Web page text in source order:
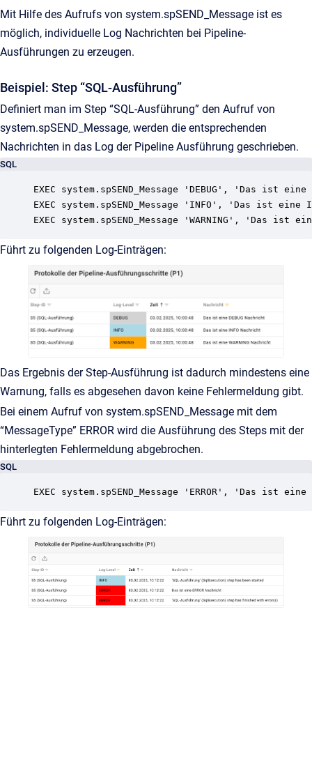
Mit Hilfe des Aufrufs von system.spSEND_Message ist es
möglich, individuelle Log Nachrichten bei Pipeline-
Ausführungen zu erzeugen.
Beispiel: Step “SQL-Ausführung”
Definiert man im Step “SQL-Ausführung” den Aufruf von
system.spSEND_Message, werden die entsprechenden
Nachrichten in das Log der Pipeline Ausführung geschrieben.
SQL
EXEC system.spSEND_Message 'DEBUG', 'Das ist eine
EXEC system.spSEND_Message 'INFO', 'Das ist eine
EXEC system.spSEND_Message 'WARNING', 'Das ist
Führt zu folgenden Log-Einträgen:
Das Ergebnis der Step-Ausführung ist dadurch mindestens eine
Warnung, falls es abgesehen davon keine Fehlermeldung gibt.
Bei einem Aufruf von system.spSEND_Message mit dem
“MessageType” ERROR wird die Ausführung des Steps mit der
hinterlegten Fehlermeldung abgebrochen.
SQL
EXEC system.spSEND_Message 'ERROR', 'Das ist eine
Führt zu folgenden Log-Einträgen: